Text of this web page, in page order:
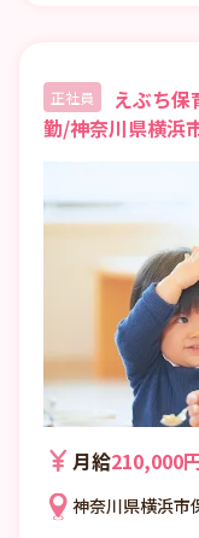
正社員
えぶち
勤/神奈川県横浜
月給210,000
神奈川県横浜市